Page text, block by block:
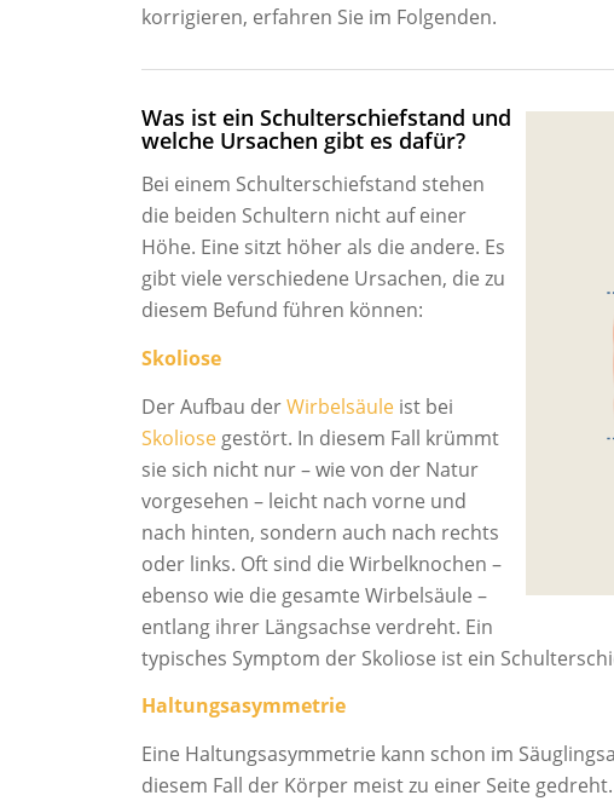
korrigieren, erfahren Sie im Folgenden.
Was ist ein Schulterschiefstand und
welche Ursachen gibt es dafür?
Bei einem Schulterschiefstand stehen
die beiden Schultern nicht auf einer
Höhe. Eine sitzt höher als die andere. Es
gibt viele verschiedene Ursachen, die zu
diesem Befund führen können:
Skoliose
Der Aufbau derWirbelsäule ist bei
Skoliose gestört. In diesem Fall krümmt
sie sich nicht nur – wie von der Natur
vorgesehen – leicht nach vorne und
nach hinten, sondern auch nach rechts
oder links. Oft sind die Wirbelknochen –
ebenso wie die gesamte Wirbelsäule –
entlang ihrer Längsachse verdreht. Ein
typisches Symptom der Skoliose ist ein
Haltungsasymmetrie
Eine Haltungsasymmetrie kann schon im
diesem Fall der Körper meist zu einer Seite